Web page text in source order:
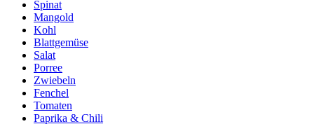
Spinat
Mangold
Kohl
Blattgemüse
Salat
Porree
Zwiebeln
Fenchel
Tomaten
Paprika & Chili